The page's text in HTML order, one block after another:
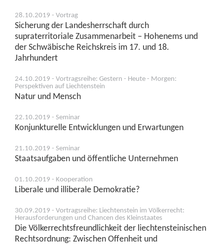
28.10.2019 - Vortrag
Sicherung der Landesherrschaft durch
supraterritoriale Zusammenarbeit – Hohenems und
der Schwäbische Reichskreis im 17. und 18.
Jahrhundert
24.10.2019 - Vortragsreihe: Gestern - Heute - Morgen:
Perspektiven auf Liechtenstein
Natur und Mensch
22.10.2019 - Seminar
Konjunkturelle Entwicklungen und Erwartungen
21.10.2019 - Seminar
Staatsaufgaben und öffentliche Unternehmen
01.10.2019 - Kooperation
Liberale und illiberale Demokratie?
30.09.2019 - Vortragsreihe: Liechtenstein im Völkerrecht:
Herausforderungen und Chancen des Kleinstaates
Die Völkerrechtsfreundlichkeit der liechtensteinischen
Rechtsordnung: Zwischen Offenheit und